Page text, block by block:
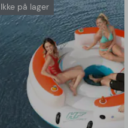
Ikke på lager